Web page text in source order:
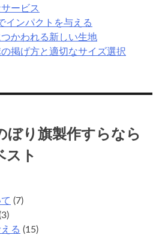
ービス
インパクトを与える
かわれる新しい生地
掲げ方と適切なサイズ選択
ぼり旗製作すらなら
スト
(7)
る (15)